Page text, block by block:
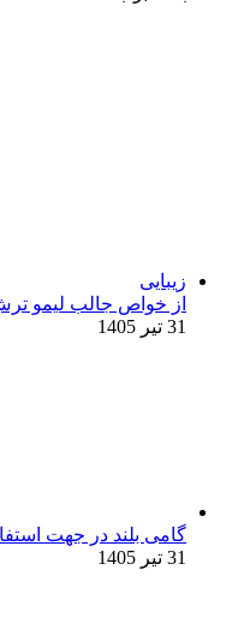
زیبایی
از خواص جالب لیمو
31 تیر 1405
گامی بلند در جهت
31 تیر 1405